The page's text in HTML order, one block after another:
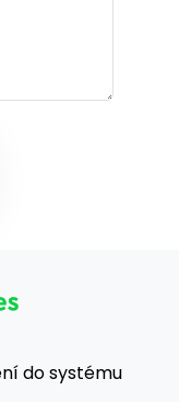
do systému